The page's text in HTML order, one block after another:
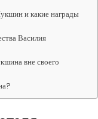
и какие награды
Василия
вне своего